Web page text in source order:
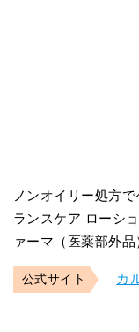
ノンオイリー処方
ランスケア ローシ
ァーマ（医薬部外品
公式サイト カ